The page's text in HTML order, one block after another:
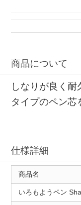
商品について
しなりが良く耐
タイプのペン芯
仕様詳細
商品名
いろもようペン